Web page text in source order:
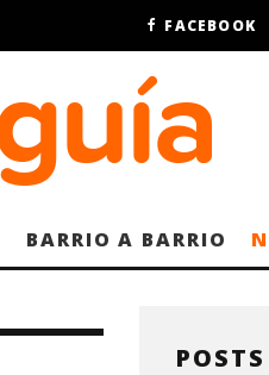
FACEBOOK
BARRIO A BARRIO